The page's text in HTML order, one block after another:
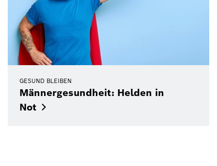
GESUND BLEIBEN
Männergesundheit: Helden in
Not